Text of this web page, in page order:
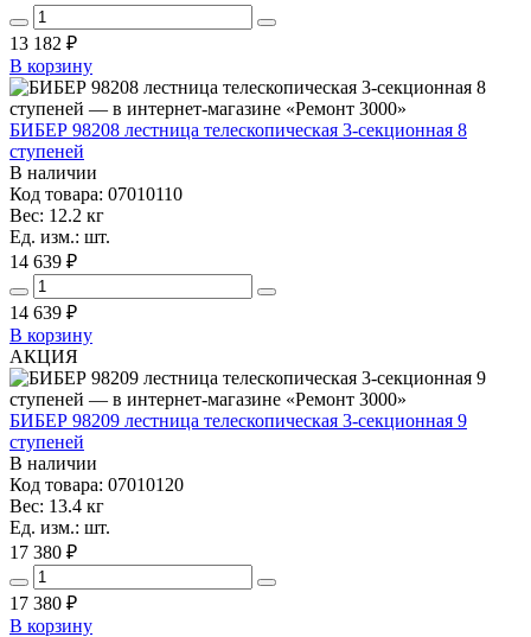
13 182 ₽
В корзину
БИБЕР 98208 лестница телескопическая 3-секционная 8
ступеней
В наличии
Код товара: 07010110
Вес: 12.2 кг
Ед. изм.: шт.
14 639 ₽
14 639 ₽
В корзину
АКЦИЯ
БИБЕР 98209 лестница телескопическая 3-секционная 9
ступеней
В наличии
Код товара: 07010120
Вес: 13.4 кг
Ед. изм.: шт.
17 380 ₽
17 380 ₽
В корзину